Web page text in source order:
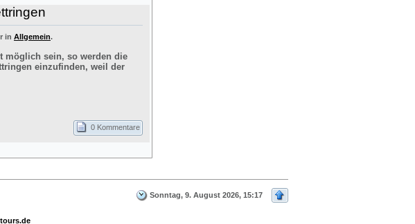
in Allgemein.
möglich sein, so werden die
einzufinden, weil der
0 Kommentare
Sonntag, 9. August 2026, 15:17